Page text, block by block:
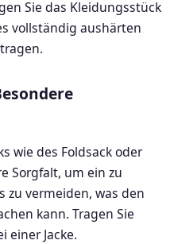
Sie das Kleidungsstück
vollständig aushärten
wie des Foldsack oder
Sorgfalt, um ein zu
zu vermeiden, was den
kann. Tragen Sie
einer Jacke.